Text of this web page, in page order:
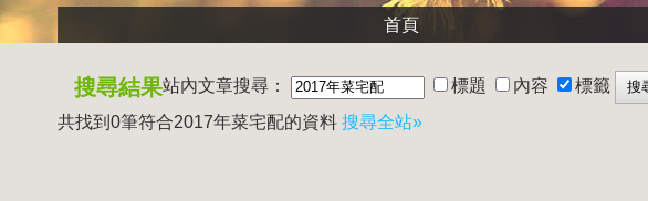
首頁
搜尋結果站內文章搜尋： 標題 內容
標籤
共找到0筆符合2017年菜宅配的資料 搜尋全站»